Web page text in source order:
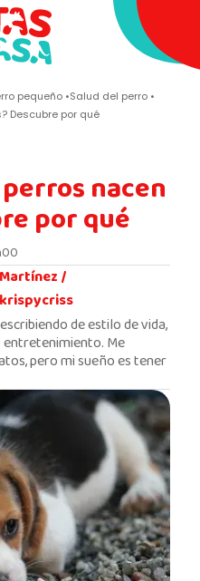
pequeño Salud del perro
Descubre por qué
nacen
por qué
/
de estilo de vida,
Me
pero mi sueño es tener